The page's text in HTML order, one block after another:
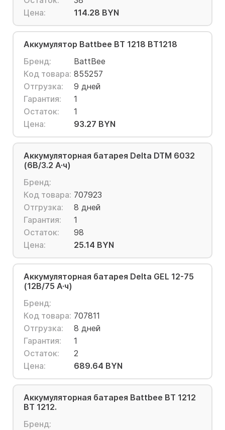
Цена:
114.28 BYN
Аккумулятор Battbee BT 1218 BT1218
Бренд:
BattBee
Код товара: 855257
Отгрузка:
9 дней
Гарантия:
1
Остаток:
1
Цена:
93.27 BYN
Аккумуляторная батарея Delta DTM 6032
(6В/3.2 А·ч)
Бренд:
Код товара: 707923
Отгрузка:
8 дней
Гарантия:
1
Остаток:
98
Цена:
25.14 BYN
Аккумуляторная батарея Delta GEL 12-75
(12В/75 А·ч)
Бренд:
Код товара: 707811
Отгрузка:
8 дней
Гарантия:
1
Остаток:
2
Цена:
689.64 BYN
Аккумуляторная батарея Battbee BT 1212
BT 1212.
Бренд: